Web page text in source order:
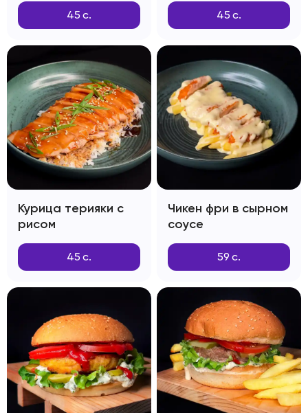
45 с. 45 с.
Курица терияки с
рисом
45 с.
Чикен фри в сырном
соусе
59 с.